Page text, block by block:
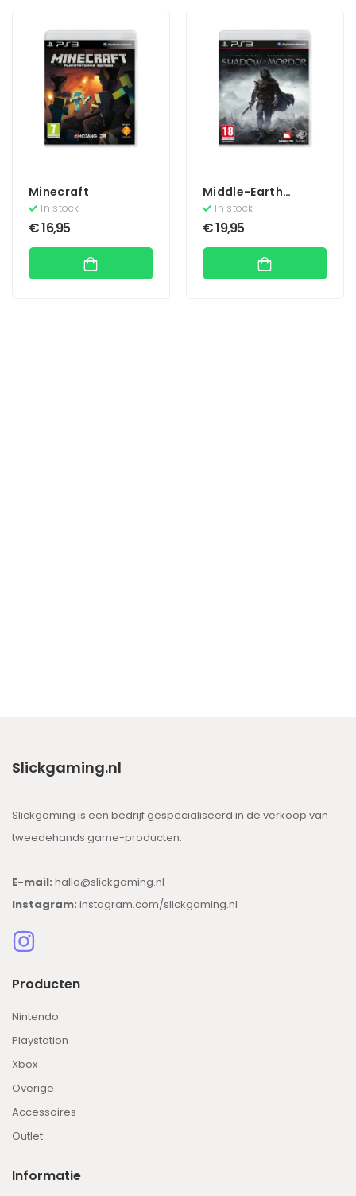
Minecraft
In stock
€16,95
Middle-Earth
Shadow of Mordor
(Geseald)
In stock
€19,95
Slickgaming.nl
Slickgaming is een bedrijf gespecialiseerd in de verkoop van
tweedehands game-producten.
E-mail: hallo@slickgaming.nl
Instagram: instagram.com/slickgaming.nl
Producten
Nintendo
Playstation
Xbox
Overige
Accessoires
Outlet
Informatie